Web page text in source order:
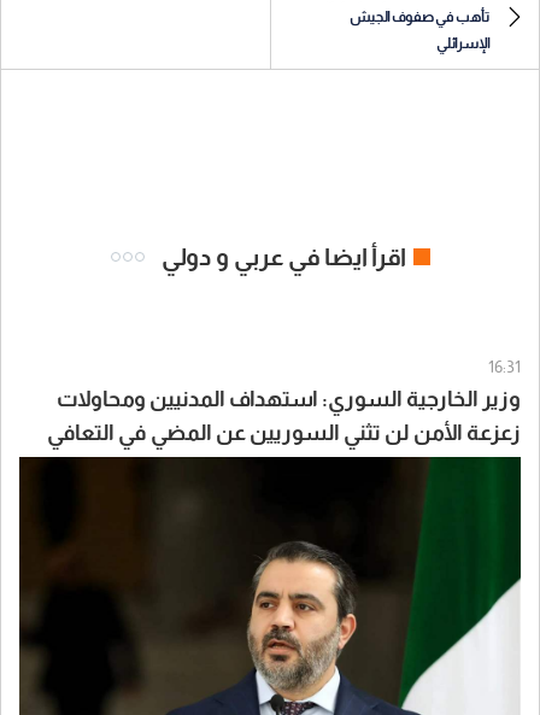
تأهب في صفوف الجيش
الإسرائلي
اقرأ ايضا في عربي و دولي
16:31
وزير الخارجية السوري: استهداف المدنيين ومحاولات
زعزعة الأمن لن تثني السوريين عن المضي في التعافي